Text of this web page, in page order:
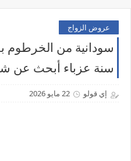
عروض الزواج
سنة عزباء أبحث عن
إي قولو 22 مايو 2026